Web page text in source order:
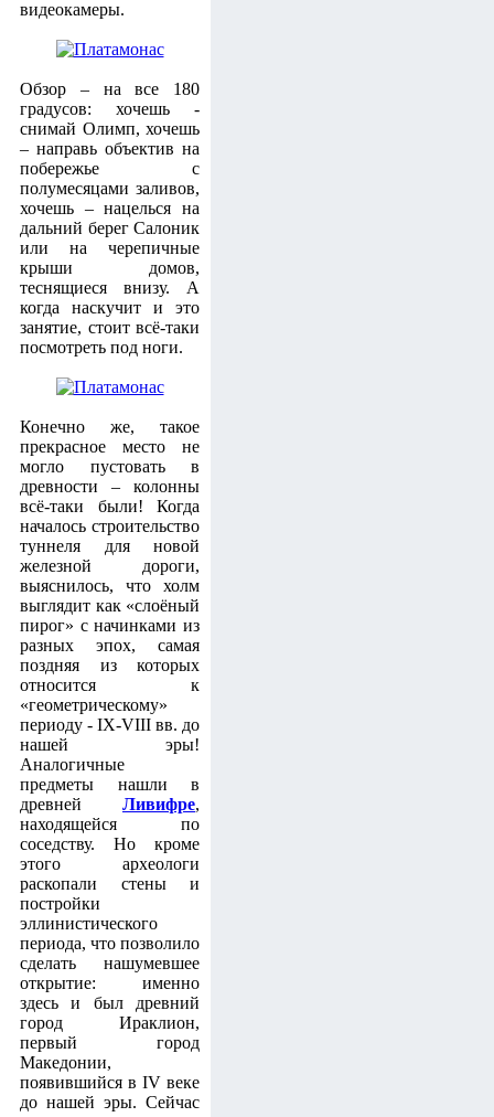
видеокамеры.
Обзор – на все 180
градусов: хочешь -
снимай Олимп, хочешь
– направь объектив на
побережье с
полумесяцами заливов,
хочешь – нацелься на
дальний берег Салоник
или на черепичные
крыши домов,
теснящиеся внизу. А
когда наскучит и это
занятие, стоит всё-таки
посмотреть под ноги.
Конечно же, такое
прекрасное место не
могло пустовать в
древности – колонны
всё-таки были! Когда
началось строительство
туннеля для новой
железной дороги,
выяснилось, что холм
выглядит как «слоёный
пирог» с начинками из
разных эпох, самая
поздняя из которых
относится к
«геометрическому»
периоду - IX-VIII вв. до
нашей эры!
Аналогичные
предметы нашли в
древней Ливифре,
находящейся по
соседству. Но кроме
этого археологи
раскопали стены и
постройки
эллинистического
периода, что позволило
сделать нашумевшее
открытие: именно
здесь и был древний
город Ираклион,
первый город
Македонии,
появившийся в IV веке
до нашей эры. Сейчас